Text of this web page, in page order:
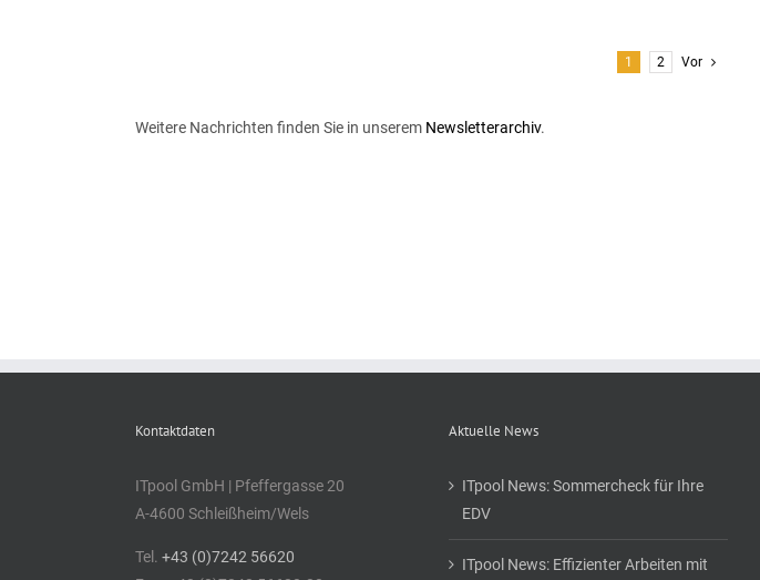
1 2 Vor
Weitere Nachrichten finden Sie in unserem Newsletterarchiv.
Kontaktdaten
ITpool GmbH | Pfeffergasse 20
A-4600 Schleißheim/Wels
Tel. +43 (0)7242 56620
Aktuelle News
ITpool News: Sommercheck für Ihre
EDV
ITpool News: Effizienter Arbeiten mit